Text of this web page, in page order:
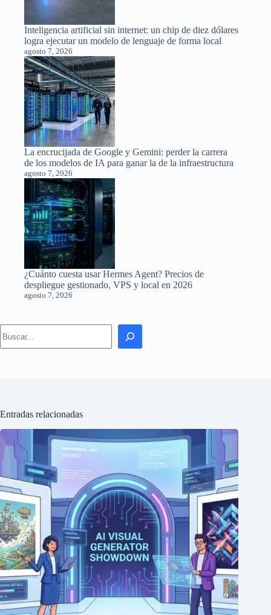
Inteligencia artificial sin internet: un chip de diez dólares
logra ejecutar un modelo de lenguaje de forma local
agosto 7, 2026
La encrucijada de Google y Gemini: perder la carrera
de los modelos de IA para ganar la de la infraestructura
agosto 7, 2026
¿Cuánto cuesta usar Hermes Agent? Precios de
despliegue gestionado, VPS y local en 2026
agosto 7, 2026
Entradas relacionadas